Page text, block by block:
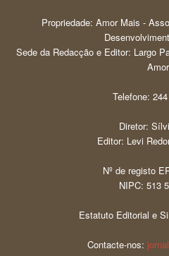
Propriedade: Amor Mais -
Sede da Redacção e Editor: Largo
Amor
Telefone:
Diretor:
Editor: Levi
Nº de registo
NIPC: 513
Estatuto Editorial e
Contacte-nos: